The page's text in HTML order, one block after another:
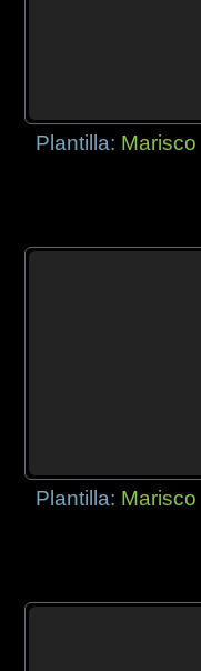
Plantilla: Marisco
Plantilla: Marisco